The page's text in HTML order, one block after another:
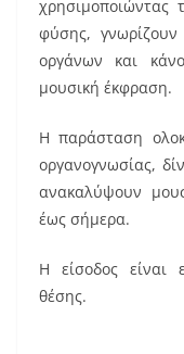
φύσης, γνωρίζουν
οργάνων και
μουσική έκφραση.
Η παράσταση
οργανογνωσίας,
ανακαλύψουν
έως σήμερα.
Η είσοδος είναι
θέσης.